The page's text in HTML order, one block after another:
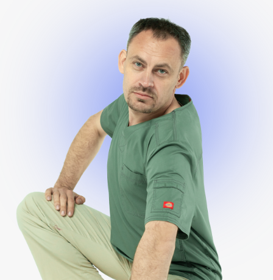
После ввода данных не закрывайте
страницу. Станислав подготовил для
вас короткое видео-приветствие, в
котором расскажет, как забрать чек-
лист, что будет дальше в программе и
как использовать этот материал в
работе с клиентками.